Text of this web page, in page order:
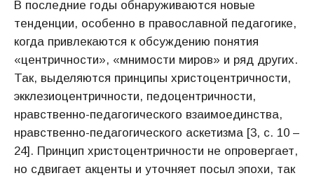
В последние годы обнаруживаются новые
тенденции, особенно в православной педагогике,
когда привлекаются к обсуждению понятия
«центричности», «мнимости миров» и ряд других.
Так, выделяются принципы христоцентричности,
экклезиоцентричности, педоцентричности,
нравственно-педагогического взаимоединства,
нравственно-педагогического аскетизма [3, с. 10 –
24]. Принцип христоцентричности не опровергает,
но сдвигает акценты и уточняет посыл эпохи, так